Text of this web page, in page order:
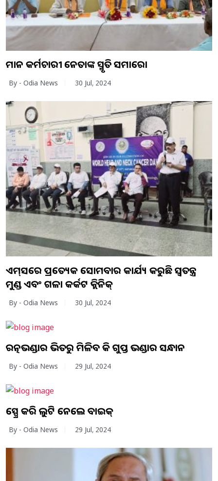
ମହାନ କର୍ମଚାରୀ ନେତାଙ୍କ ସ୍ମୃତି ସମାରୋହ
By - Odia News 30 Jul, 2024
ଏମ୍‌ସରେ ପ୍ରତ୍ୟେକ ସୋମବାର କାର୍ଯ୍ୟ କରୁଛି ସ୍ବତନ୍ତ୍ର
ମୁଣ୍ଡ ଏବଂ ଗଳା କର୍କଟ କ୍ଲିନିକ୍
By - Odia News 30 Jul, 2024
ରତ୍ନଭଣ୍ଡାର ଭିତରୁ ମିଳିବ କି ଗୁପ୍ତ ଭଣ୍ଡାର ସନ୍ଧାନ
By - Odia News 29 Jul, 2024
ସ୍ପ୍ରେ କରି ଲୁଟି ନେଲେ ବାଇକ୍
By - Odia News 29 Jul, 2024